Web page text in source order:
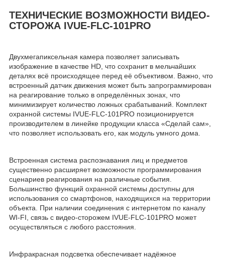
ТЕХНИЧЕСКИЕ ВОЗМОЖНОСТИ ВИДЕО-
СТОРОЖА IVUE-FLC-101PRO
Двухмегапиксельная камера позволяет записывать
изображение в качестве HD, что сохранит в мельчайших
деталях всё происходящее перед её объективом. Важно, что
встроенный датчик движения может быть запрограммирован
на реагирование только в определённых зонах, что
минимизирует количество ложных срабатываний. Комплект
охранной системы IVUE-FLC-101PRO позиционируется
производителем в линейке продукции класса «Сделай сам»,
что позволяет использовать его, как модуль умного дома.
Встроенная система распознавания лиц и предметов
существенно расширяет возможности программирования
сценариев реагирования на различные события.
Большинство функций охранной системы доступны для
использования со смартфонов, находящихся на территории
объекта. При наличии соединения с интернетом по каналу
WI-FI, связь с видео-сторожем IVUE-FLC-101PRO может
осуществляться с любого расстояния.
Инфракрасная подсветка обеспечивает надёжное